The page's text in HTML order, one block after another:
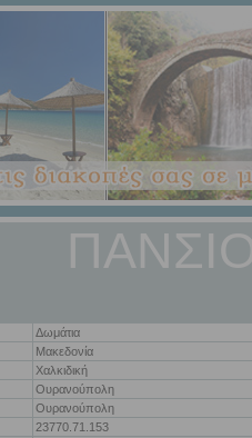
Δωμάτια
Μακεδονία
Χαλκιδική
Ουρανούπολη
Ουρανούπολη
23770.71.153